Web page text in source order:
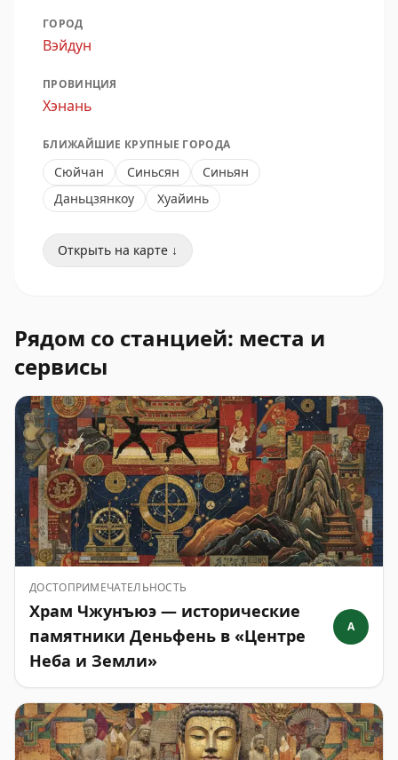
ГОРОД
Вэйдун
ПРОВИНЦИЯ
Хэнань
БЛИЖАЙШИЕ КРУПНЫЕ ГОРОДА
Сюйчан Синьсян
Синьян
Даньцзянкоу
Хуайинь
Открыть на карте ↓
Рядом со станцией: места и
сервисы
ДОСТОПРИМЕЧАТЕЛЬНОСТЬ
Храм Чжунъюэ — исторические
памятники Деньфень в «Центре
Неба и Земли»
A